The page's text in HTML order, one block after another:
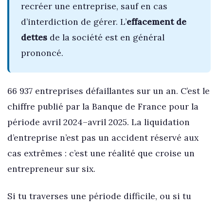
recréer une entreprise, sauf en cas
d’interdiction de gérer. L’effacement de
dettesde la société est en général
prononcé.
66 937 entreprises défaillantes sur un an. C’est le
chiffre publié par la Banque de France pour la
période avril 2024–avril 2025. La liquidation
d’entreprise n’est pas un accident réservé aux
cas extrêmes : c’est une réalité que croise un
entrepreneur sur six.
Si tu traverses une période difficile, ou si tu